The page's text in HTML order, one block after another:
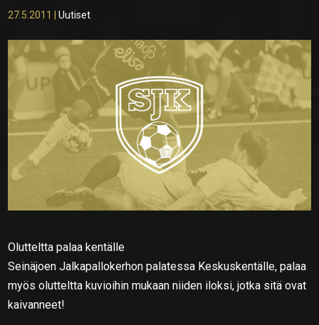
27.5.2011 |Uutiset
Olutteltta palaa kentälle
Seinäjoen Jalkapallokerhon palatessa Keskuskentälle, palaa
myös olutteltta kuvioihin mukaan niiden iloksi, jotka sitä ovat
kaivanneet!